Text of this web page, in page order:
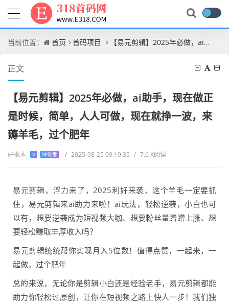
当前位置： 首页 首码项目 【易元剪辑】2025年必做，ai助手，现在做正是时候，简单，人人可做，现在就挣一波，来薅羊毛，过个肥年
正文
【易元剪辑】2025年必做，ai助手，现在做正
是时候，简单，人人可做，现在就挣一波，来
薅羊毛，过个肥年
好橡木 V 评论者 / 2025-08-25 09:19:35 / 7.6 K阅读
易元剪辑，浮力来了，2025利好来袭，这个羊毛一定要抓
住，易元剪辑来ai助力来啦！ai玩法，轻松逆袭，小白也可
以有，想要逆袭成为短视频大咖、想要粉丝量蹭蹭上涨、想
要轻松赚取丰厚收入吗？
易元剪辑统统帮你实现月入5位数！值得点赞，一起来，一
起做，过个肥年
总的来说，无论你是剪辑小白还是经验老手，易元剪辑都能
助力你轻松过原创，让你在短视频之路上快人一步！我们独